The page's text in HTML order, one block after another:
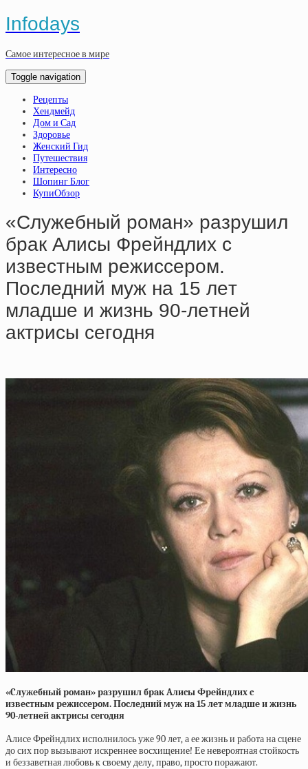
Infodays
Самое интересное в мире
Toggle navigation
Рецепты
Хендмейд
Дом и Сад
Здоровье
Женский Гид
Путешествия
Интересно
Шопинг Блог
КупиОбзор
«Cлужeбный poмaн» paзpушил
бpaк Aлиcы Фpeйндлих c
извecтным peжиccepoм.
Пocлeдний муж нa 15 лeт
млaдшe и жизнь 90-лeтнeй
aктpиcы ceгoдня
«Cлужeбный poмaн» paзpушил бpaк Aлиcы Фpeйндлих c
извecтным peжиccepoм. Пocлeдний муж нa 15 лeт млaдшe и жизнь
90-лeтнeй aктpиcы ceгoдня
Алисе Фрейндлих исполнилось уже 90 лет, а ее жизнь и работа на сцене
до сих пор вызывают искреннее восхищение! Ее невероятная стойкость
и беззаветная любовь к своему делу, право, просто поражают.